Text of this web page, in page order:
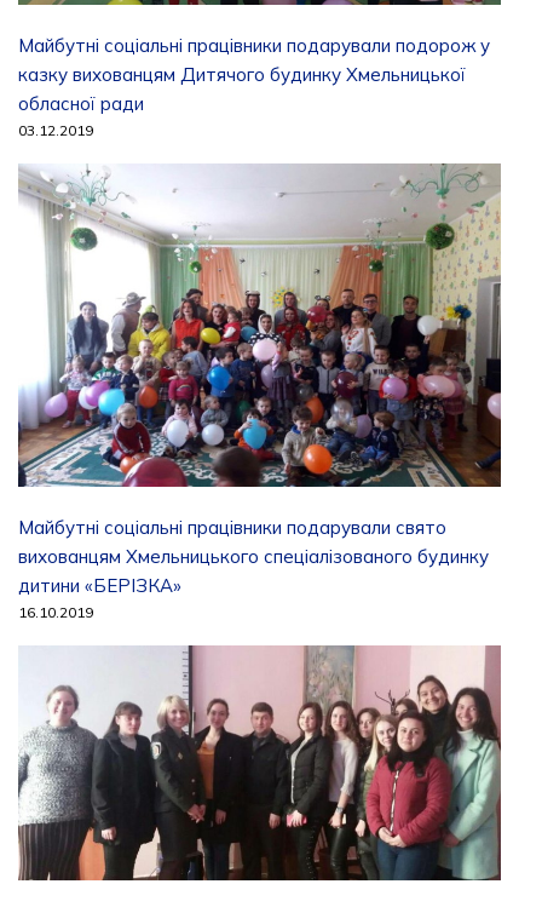
Майбутні соціальні працівники подарували подорож у
казку вихованцям Дитячого будинку Хмельницької
обласної ради
03.12.2019
Майбутні соціальні працівники подарували свято
вихованцям Хмельницького спеціалізованого будинку
дитини «БЕРІЗКА»
16.10.2019